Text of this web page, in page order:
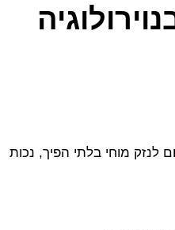
לנזק מוחי בלתי הפיך, נכות